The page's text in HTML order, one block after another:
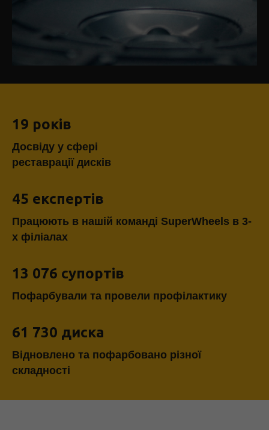
19 років
Досвіду у сфері
реставрації дисків
45 експертів
Працюють в нашій команді SuperWheels в 3-
х філіалах
13 076 супортів
Пофарбували та провели профілактику
61 730 диска
Відновлено та пофарбовано різної
складності